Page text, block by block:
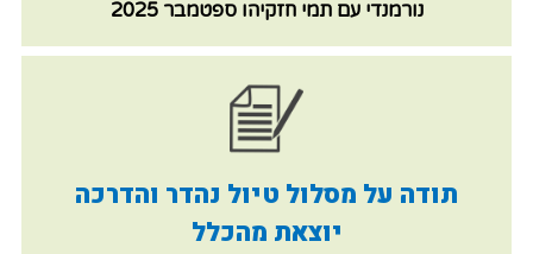
נורמנדי עם תמי חזקיהו ספטמבר 2025
תודה על מסלול טיול נהדר והדרכה
יוצאת מהכלל